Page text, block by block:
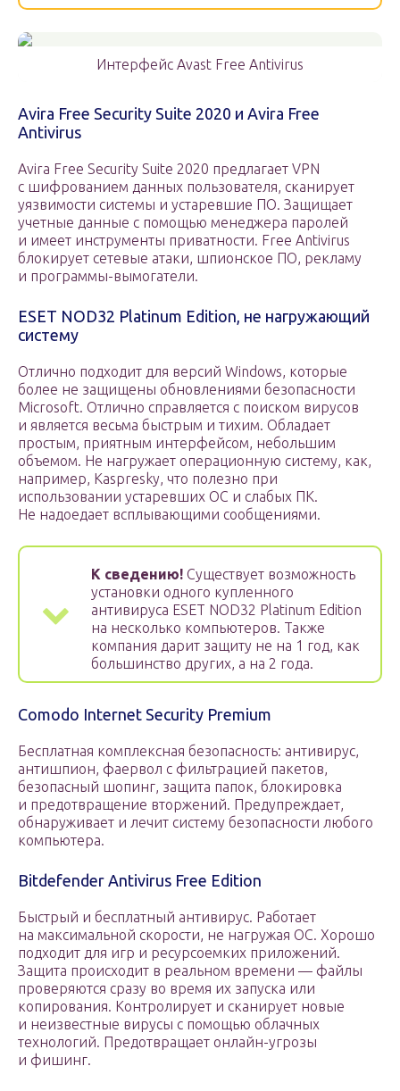
Интерфейс Avast Free Antivirus
Avira Free Security Suite 2020 и Avira Free
Antivirus
Avira Free Security Suite 2020 предлагает VPN
с шифрованием данных пользователя, сканирует
уязвимости системы и устаревшие ПО. Защищает
учетные данные с помощью менеджера паролей
и имеет инструменты приватности. Free Antivirus
блокирует сетевые атаки, шпионское ПО, рекламу
и программы-вымогатели.
ESET NOD32 Platinum Edition, не нагружающий
систему
Отлично подходит для версий Windows, которые
более не защищены обновлениями безопасности
Microsoft. Отлично справляется с поиском вирусов
и является весьма быстрым и тихим. Обладает
простым, приятным интерфейсом, небольшим
объемом. Не нагружает операционную систему, как,
например, Kaspresky, что полезно при
использовании устаревших ОС и слабых ПК.
Не надоедает всплывающими сообщениями.
К сведению! Существует возможность
установки одного купленного
антивируса ESET NOD32 Platinum Edition
на несколько компьютеров. Также
компания дарит защиту не на 1 год, как
большинство других, а на 2 года.
Comodo Internet Security Premium
Бесплатная комплексная безопасность: антивирус,
антишпион, фаервол с фильтрацией пакетов,
безопасный шопинг, защита папок, блокировка
и предотвращение вторжений. Предупреждает,
обнаруживает и лечит систему безопасности любого
компьютера.
Bitdefender Antivirus Free Edition
Быстрый и бесплатный антивирус. Работает
на максимальной скорости, не нагружая ОС. Хорошо
подходит для игр и ресурсоемких приложений.
Защита происходит в реальном времени — файлы
проверяются сразу во время их запуска или
копирования. Контролирует и сканирует новые
и неизвестные вирусы с помощью облачных
технологий. Предотвращает онлайн-угрозы
и фишинг.